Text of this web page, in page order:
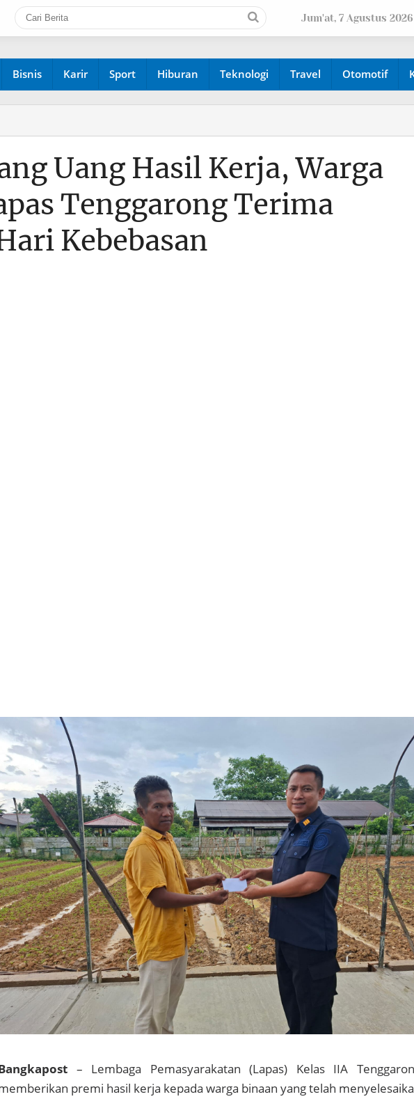
Jum'at, 7 Agustus 2026
Bisnis Karir Sport Hiburan Teknologi Travel Otomotif
Uang Hasil Kerja, Warga
Tenggarong Terima
Kebebasan
– Lembaga Pemasyarakatan (Lapas) Kelas IIA
premi hasil kerja kepada warga binaan yang telah